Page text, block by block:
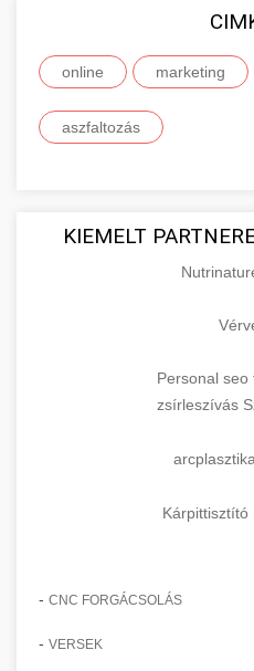
online marketing
aszfaltozás
KIEMELT
Personal seo
zsírleszívás
Kárpittisztító
- CNC FORGÁCSOLÁS
- VERSEK